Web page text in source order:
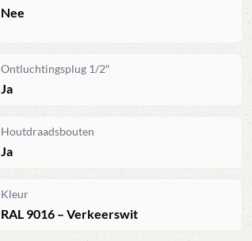
Nee
Ontluchtingsplug 1/2″
Ja
Houtdraadsbouten
Ja
Kleur
RAL 9016 – Verkeerswit